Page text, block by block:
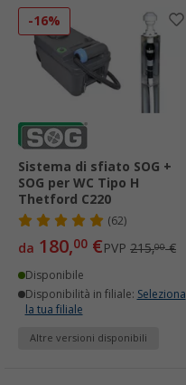
-16%
Sistema di sfiato SOG +
SOG per WC Tipo H
Thetford C220
(62)
da 180,00 €PVP 215,00€
Disponibile
Disponibilità in filiale: Seleziona
la tua filiale
Altre versioni disponibili